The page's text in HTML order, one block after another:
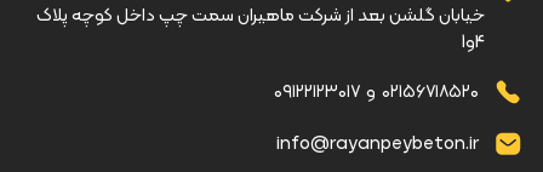
خیابان گلشن بعد از شرکت ماهیران سمت چپ داخل کوچه پلاک
4و1
۰۲۱۵۶۷۱۸۵۲۰ و ۰۹۱۲۲۱۲۳۰۱۷
info@rayanpeybeton.ir